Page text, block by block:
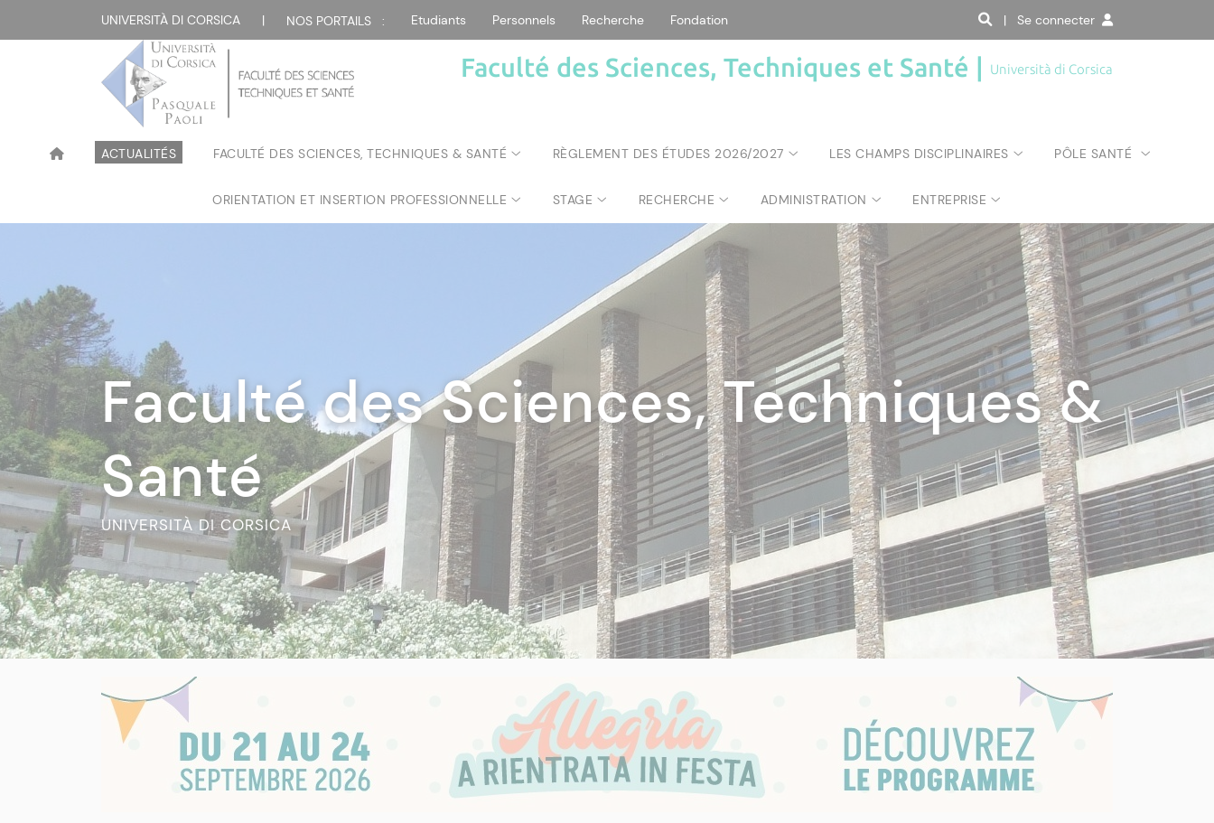
UNIVERSITÀ DI CORSICA | NOS PORTAILS : Etudiants Personnels Recherche Fondation | Se connecter
Faculté des Sciences, Techniques et Santé | Università di Corsica
ACTUALITÉS FACULTÉ DES SCIENCES, TECHNIQUES & SANTÉ RÈGLEMENT DES ÉTUDES 2026/2027 LES CHAMPS DISCIPLINAIRES PÔLE SANTÉ
ORIENTATION ET INSERTION PROFESSIONNELLE STAGE RECHERCHE ADMINISTRATION ENTREPRISE
Faculté des Sciences, Techniques &
Santé
UNIVERSITÀ DI CORSICA